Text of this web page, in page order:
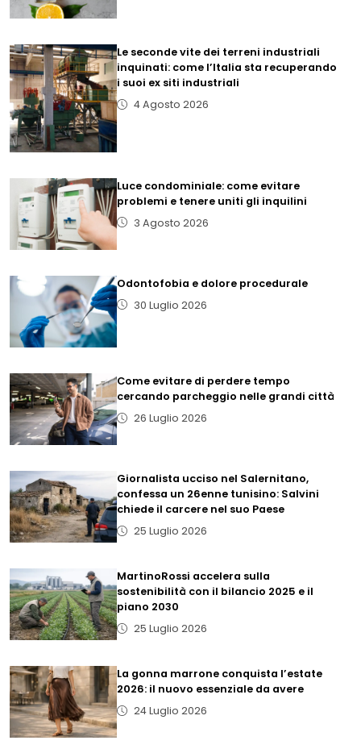
Le seconde vite dei terreni industriali
inquinati: come l’Italia sta recuperando
i suoi ex siti industriali
4 Agosto 2026
Luce condominiale: come evitare
problemi e tenere uniti gli inquilini
3 Agosto 2026
Odontofobia e dolore procedurale
30 Luglio 2026
Come evitare di perdere tempo
cercando parcheggio nelle grandi città
26 Luglio 2026
Giornalista ucciso nel Salernitano,
confessa un 26enne tunisino: Salvini
chiede il carcere nel suo Paese
25 Luglio 2026
MartinoRossi accelera sulla
sostenibilità con il bilancio 2025 e il
piano 2030
25 Luglio 2026
La gonna marrone conquista l’estate
2026: il nuovo essenziale da avere
24 Luglio 2026